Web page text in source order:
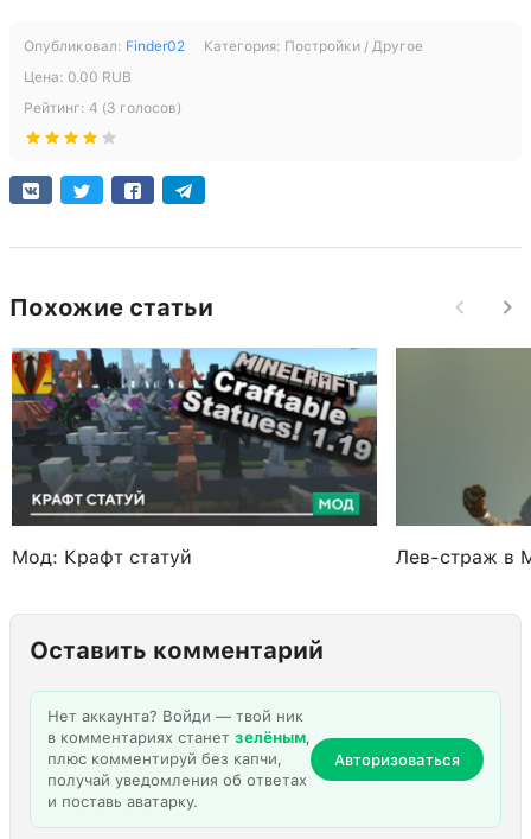
Опубликовал: Finder02 Категория: Постройки / Другое
Цена: 0.00 RUB
Рейтинг: 4 (3 голосов)
Похожие статьи
Мод: Крафт статуй Лев-страж в
Оставить комментарий
Нет аккаунта? Войди — твой ник
в комментариях станет зелёным,
плюс комментируй без капчи,
получай уведомления об ответах
и поставь аватарку.
Авторизоваться